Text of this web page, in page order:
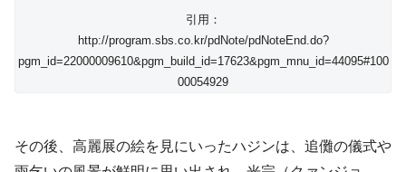
引用：
http://program.sbs.co.kr/pdNote/pdNoteEnd.do?
pgm_id=22000009610&pgm_build_id=17623&pgm_mnu_id=44095#100
00054929
その後、高麗展の絵を見にいったハジンは、追儺の儀式や